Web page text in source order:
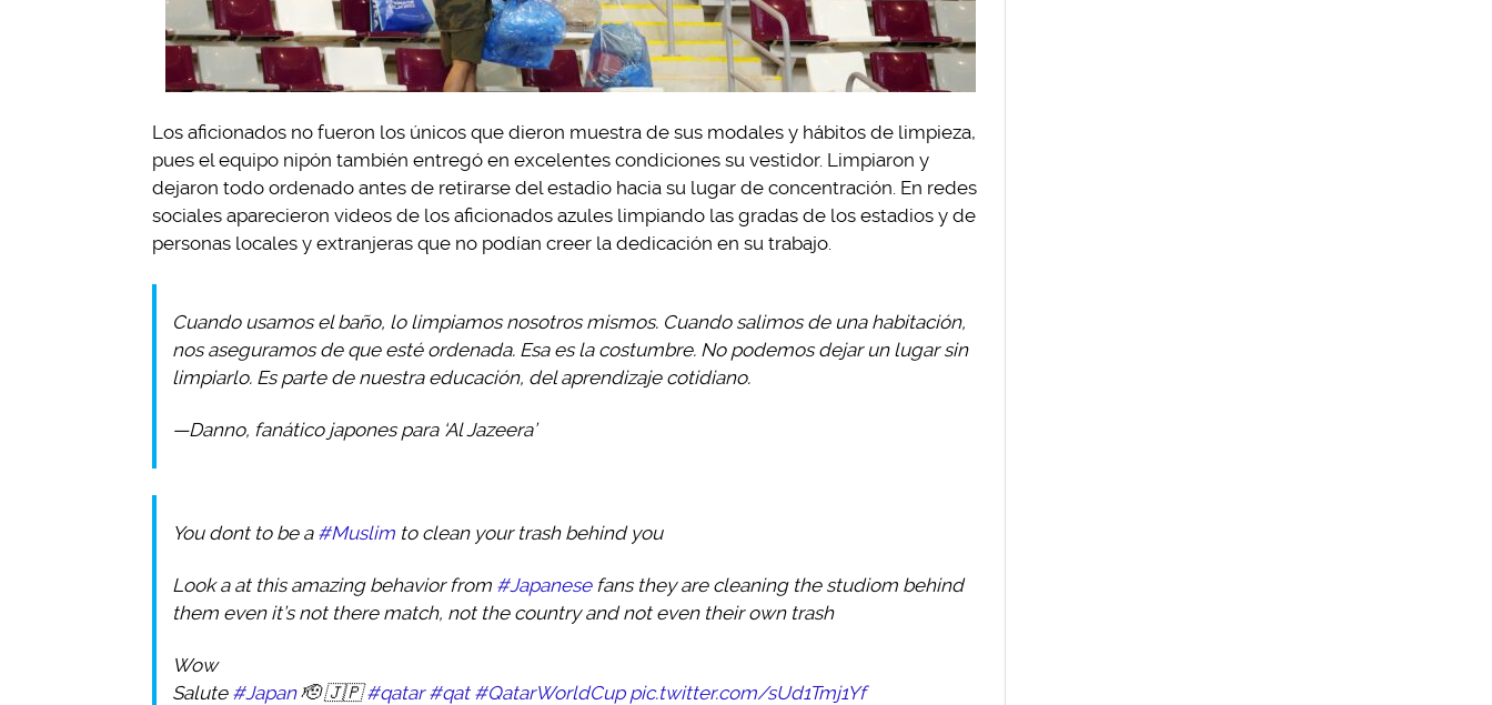
Los aficionados no fueron los únicos que dieron muestra de sus modales y hábitos de limpieza,
pues el equipo nipón también entregó en excelentes condiciones su vestidor. Limpiaron y
dejaron todo ordenado antes de retirarse del estadio hacia su lugar de concentración. En redes
sociales aparecieron videos de los aficionados azules limpiando las gradas de los estadios y de
personas locales y extranjeras que no podían creer la dedicación en su trabajo.
Cuando usamos el baño, lo limpiamos nosotros mismos. Cuando salimos de una habitación,
nos aseguramos de que esté ordenada. Esa es la costumbre. No podemos dejar un lugar sin
limpiarlo. Es parte de nuestra educación, del aprendizaje cotidiano.
—Danno, fanático japones para ‘Al Jazeera’
You dont to be a #Muslim to clean your trash behind you
Look a at this amazing behavior from #Japanesefans they are cleaning the studiom behind
them even it’s not there match, not the country and not even their own trash
Wow
Salute #Japan🫡 🇯🇵#qatar #qat #QatarWorldCup pic.twitter.com/sUd1Tmj1Yf